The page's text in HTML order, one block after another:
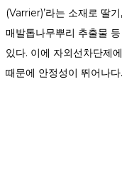
(Varrier)’라는 소재로 딸
매발톱나무뿌리 추출물
있다. 이에 자외선차단제
때문에 안정성이 뛰어나다.